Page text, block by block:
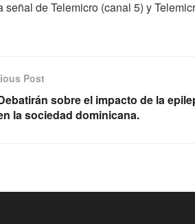
señal de Telemicro (canal 5) y
Post
sobre el impacto de la
la sociedad dominicana.